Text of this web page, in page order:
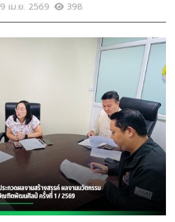
9 เม.ย. 2569 398